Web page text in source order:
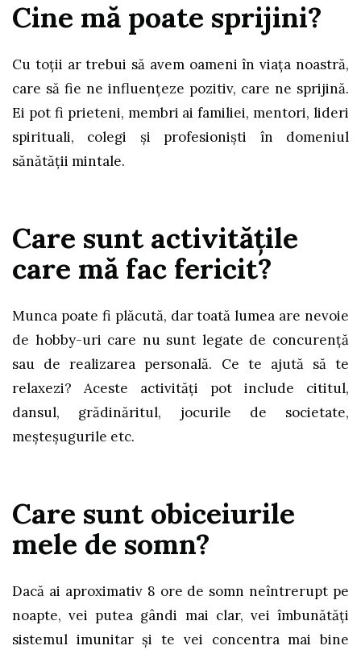
Cine mă poate sprijini?
Cu toţii ar trebui să avem oameni în viața noastră,
care să fie ne influențeze pozitiv, care ne sprijină.
Ei pot fi prieteni, membri ai familiei, mentori, lideri
spirituali, colegi și profesioniști în domeniul
sănătății mintale.
Care sunt activităţile
care mă fac fericit?
Munca poate fi plăcută, dar toată lumea are nevoie
de hobby-uri care nu sunt legate de concurență
sau de realizarea personală. Ce te ajută să te
relaxezi? Aceste activități pot include cititul,
dansul, grădinăritul, jocurile de societate,
meșteșugurile etc.
Care sunt obiceiurile
mele de somn?
Dacă ai aproximativ 8 ore de somn neîntrerupt pe
noapte, vei putea gândi mai clar, vei îmbunătăţi
sistemul imunitar și te vei concentra mai bine